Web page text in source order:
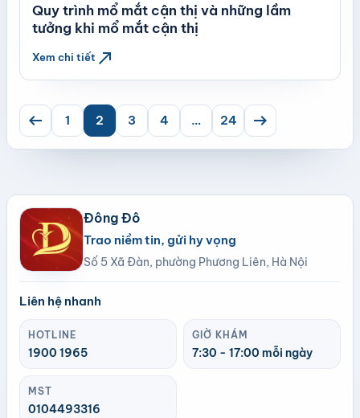
Quy trình mổ mắt cận thị và những lầm
tưởng khi mổ mắt cận thị
Xem chi tiết north_east
arrow_left_alt 1 2 3 4 … 24 arrow_right_alt
Đông Đô
Trao niềm tin, gửi hy vọng
Số 5 Xã Đàn, phường Phương Liên, Hà Nội
Liên hệ nhanh
HOTLINE
1900 1965
GIỜ KHÁM
7:30 - 17:00 mỗi ngày
MST
0104493316